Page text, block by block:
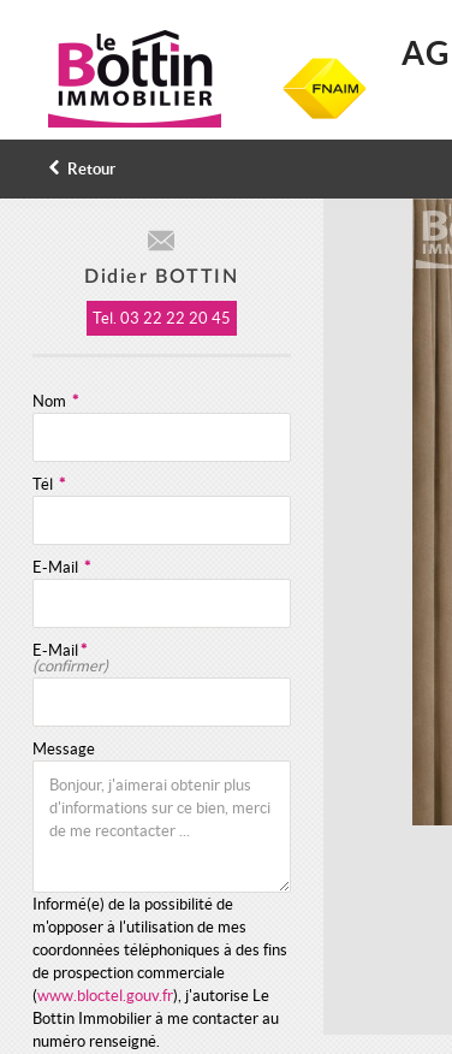
Retour
Didier BOTTIN
Tel. 03 22 22 20 45
Nom *
Tél *
E-Mail *
E-Mail*
(confirmer)
Message
Informé(e) de la possibilité de
m'opposer à l'utilisation de mes
coordonnées téléphoniques à des fins
de prospection commerciale
(www.bloctel.gouv.fr), j'autorise Le
Bottin Immobilier à me contacter au
numéro renseigné.